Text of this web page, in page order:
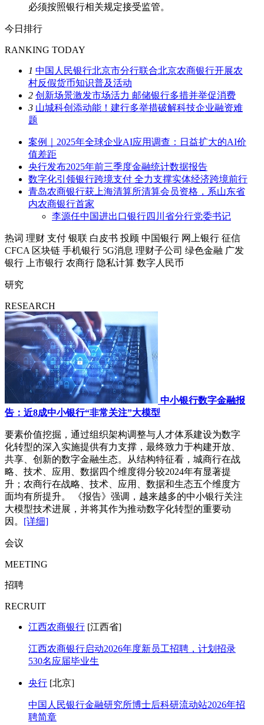
必须按照银行相关规定接受监管。
今日排行
RANKING TODAY
1 中国人民银行北京市分行联合北京农商银行开展农
村反假货币知识普及活动
2 创新场景激发市场活力 邮储银行多措并举促消费
3 山城科创添动能！建行多举措破解科技企业融资难
题
案例｜2025年全球企业AI应用调查：日益扩大的AI价
值差距
央行发布2025年前三季度金融统计数据报告
数字化引领银行跨境支付 全力支撑实体经济跨境前行
青岛农商银行获上海清算所清算会员资格，系山东省
内农商银行首家
李源任中国进出口银行四川省分行党委书记
热词 理财 支付 银联 白皮书 投顾 中国银行 网上银行 征信
CFCA 区块链 手机银行 5G消息 理财子公司 绿色金融 广发
银行
上市银行 农商行 隐私计算 数字人民币
研究
RESEARCH
中小银行数字金融报
告：近8成中小银行“非常关注”大模型
要素价值挖掘，通过组织架构调整与人才体系建设为数字
化转型的深入实施提供有力支撑，最终致力于构建开放、
共享、创新的数字金融生态。从结构特征看，城商行在战
略、技术、应用、数据四个维度得分较2024年有显著提
升；农商行在战略、技术、应用、数据和生态五个维度方
面均有所提升。 《报告》强调，越来越多的中小银行关注
大模型技术进展，并将其作为推动数字化转型的重要动
因。 [详细]
会议
MEETING
招聘
RECRUIT
江西农商银行 [江西省]
江西农商银行启动2026年度新员工招聘，计划招录
530名应届毕业生
央行 [北京]
中国人民银行金融研究所博士后科研流动站2026年招
聘简章